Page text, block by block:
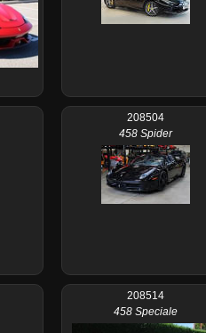
208504
458 Spider
208514
458 Speciale